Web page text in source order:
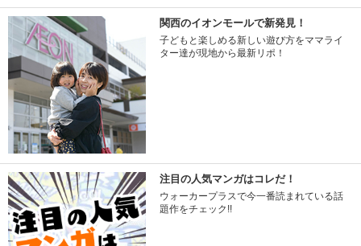
関西のイオンモールで新発見！
子どもと楽しめる新しい遊び方をママライ
ター達が現地から最新リポ！
注目の人気マンガはコレだ！
ウォーカープラスで今一番読まれている話
題作をチェック!!